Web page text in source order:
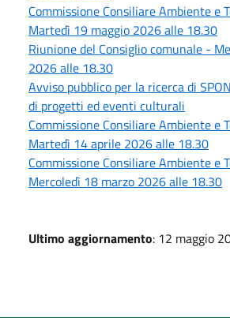
Commissione Consiliare Ambiente e
Martedì 19 maggio 2026 alle 18.30
Riunione del Consiglio comunale -
2026 alle 18.30
Avviso pubblico per la ricerca di
di progetti ed eventi culturali
Commissione Consiliare Ambiente e
Martedì 14 aprile 2026 alle 18.30
Commissione Consiliare Ambiente e
Mercoledì 18 marzo 2026 alle 18.30
Ultimo aggiornamento: 12 maggio